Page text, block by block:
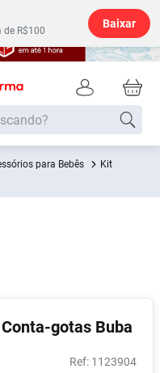
de R$100
Baixar
para Bebês
Kit
gotas Buba
: 1123904